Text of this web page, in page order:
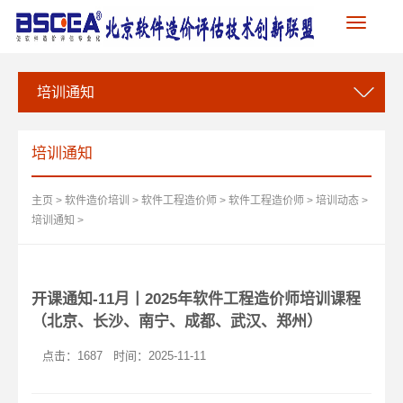
Toggle
navigation
培训通知
培训通知
主页 > 软件造价培训 > 软件工程造价师 > 软件工程造价师 > 培训动态 >
培训通知 >
开课通知-11月丨2025年软件工程造价师培训课程
（北京、长沙、南宁、成都、武汉、郑州）
点击： 1687 时间：2025-11-11